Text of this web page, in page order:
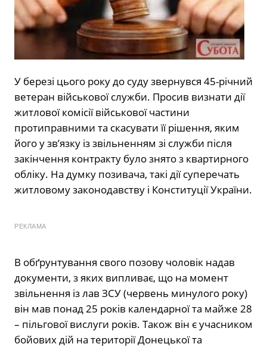
У березі цього року до суду звернувся 45-річний
ветеран військової служби. Просив визнати дії
житлової комісії військової частини
протиправними та скасувати її рішення, яким
його у зв’язку із звільненням зі служби після
закінчення контракту було знято з квартирного
обліку. На думку позивача, такі дії суперечать
житловому законодавству і Конституції України.
РЕКЛАМА
В обґрунтування свого позову чоловік надав
документи, з яких випливає, що на момент
звільнення із лав ЗСУ (червень минулого року)
він мав понад 25 років календарної та майже 28
– пільгової вислуги років. Також він є учасником
бойових дій на території Донецької та